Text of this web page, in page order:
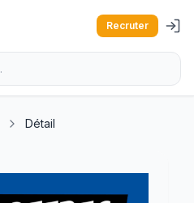
Recruter
Détail